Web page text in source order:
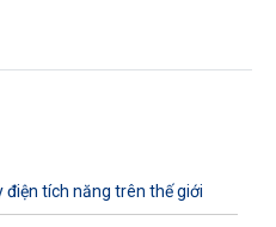
điện tích năng trên thế giới